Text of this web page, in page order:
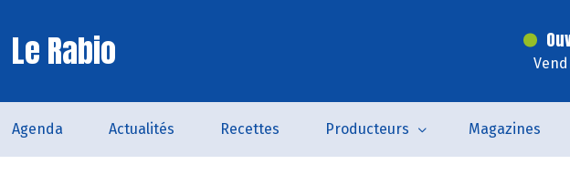
Le Rabio
Agenda Actualités Recettes Producteurs Magazines